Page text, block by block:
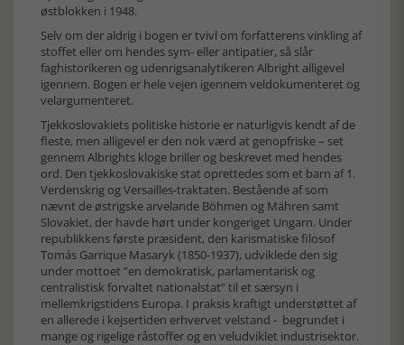
østblokken i 1948.
Selv om der aldrig i bogen er tvivl om forfatterens vinkling af
stoffet eller om hendes sym- eller antipatier, så slår
faghistorikeren og udenrigsanalytikeren Albright alligevel
igennem. Bogen er hele vejen igennem veldokumenteret og
velargumenteret.
Tjekkoslovakiets politiske historie er naturligvis kendt af de
fleste, men alligevel er den nok værd at genopfriske – set
gennem Albrights kloge briller og beskrevet med hendes
ord. Den tjekkoslovakiske stat oprettedes som et barn af 1.
Verdenskrig og Versailles-traktaten. Bestående af som
nævnt de østrigske arvelande Böhmen og Mähren samt
Slovakiet, der havde hørt under kongeriget Ungarn. Under
republikkens første præsident, den karismatiske filosof
Tomás Garrique Masaryk (1850-1937), udviklede den sig
under mottoet ”en demokratisk, parlamentarisk og
centralistisk forvaltet nationalstat” til et særsyn i
mellemkrigstidens Europa. I praksis kraftigt understøttet af
en allerede i kejsertiden erhvervet velstand - begrundet i
mange og rigelige råstoffer og en veludviklet industrisektor.